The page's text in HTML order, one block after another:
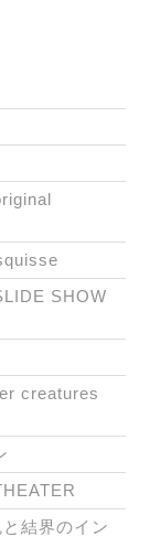
SHOW
creatures
結界のイン